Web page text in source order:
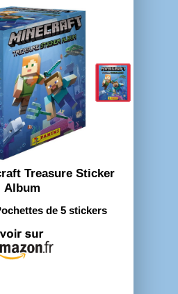
Treasure Sticker
Album
de 5 stickers